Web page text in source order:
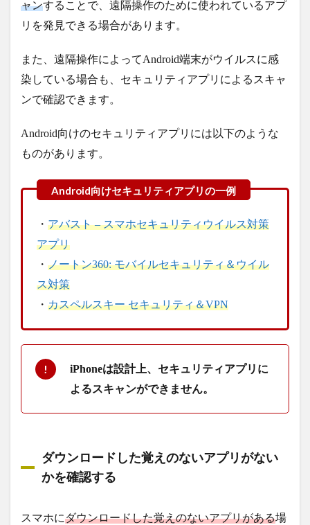
ャンすることで、遠隔操作のために使われているアプ
リを発見できる場合があります。
また、遠隔操作によってAndroid端末がウイルスに感
染している場合も、セキュリティアプリによるスキャ
ンで確認できます。
Android向けのセキュリティアプリには以下のような
ものがあります。
・ アバスト – スマホセキュリティウイルス対策
アプリ
・ ノートン360: モバイルセキュリティ＆ウイル
ス対策
・ カスペルスキー セキュリティ＆VPN
iPhoneは設計上、セキュリティアプリに
よるスキャンができません。
ダウンロードした覚えのないアプリがない
かを確認する
スマホにダウンロードした覚えのないアプリがある場